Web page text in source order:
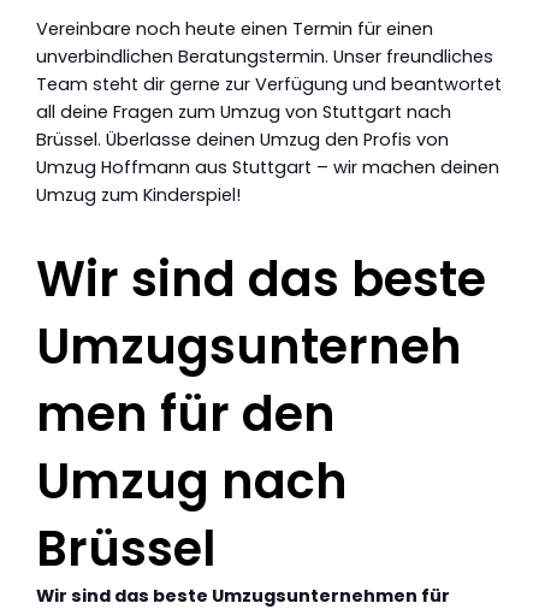
Vereinbare noch heute einen Termin für einen
unverbindlichen Beratungstermin. Unser freundliches
Team steht dir gerne zur Verfügung und beantwortet
all deine Fragen zum Umzug von Stuttgart nach
Brüssel. Überlasse deinen Umzug den Profis von
Umzug Hoffmann aus Stuttgart – wir machen deinen
Umzug zum Kinderspiel!
Wir sind das beste
Umzugsunterneh
men für den
Umzug nach
Brüssel
Wir sind das beste Umzugsunternehmen für